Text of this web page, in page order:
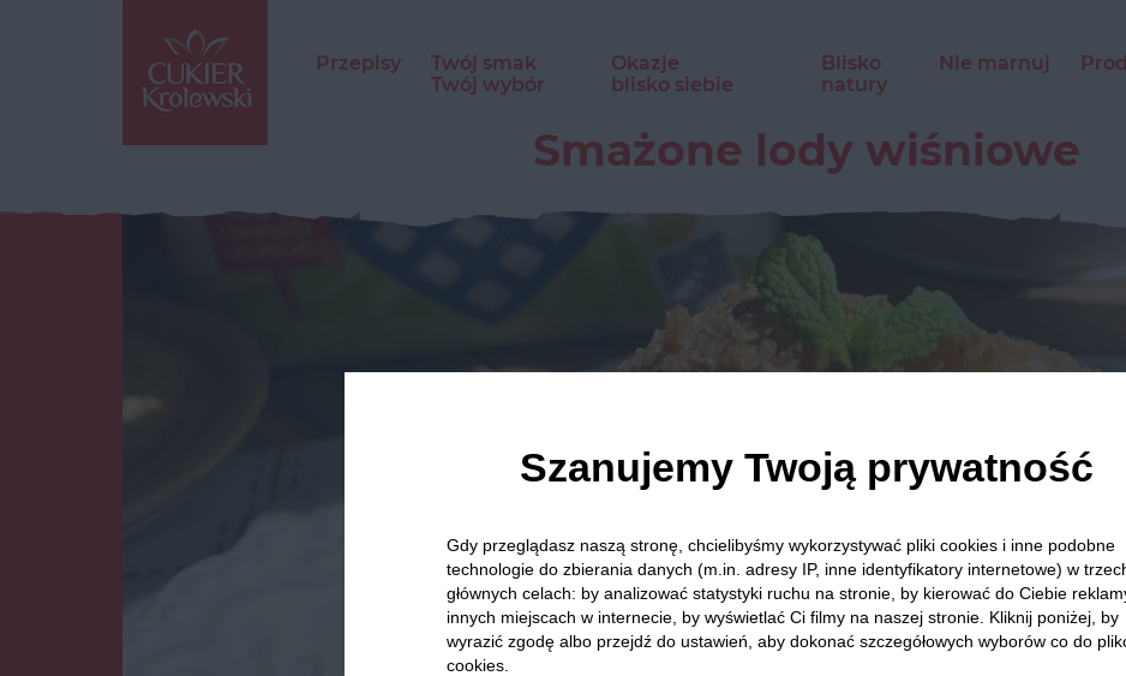
Przepisy
Twój smak
Twój wybór
Okazje
blisko siebie
Blisko
natury
Nie marnuj
Smażone lody wiśniowe
Szanujemy Twoją prywatność
Gdy przeglądasz naszą stronę, chcielibyśmy wykorzystywać pliki cookies i inne podobne
technologie do zbierania danych (m.in. adresy IP, inne identyfikatory internetowe) w
głównych celach: by analizować statystyki ruchu na stronie, by kierować do Ciebie
innych miejscach w internecie, by wyświetlać Ci filmy na naszej stronie. Kliknij poniżej, by
wyrazić zgodę albo przejdź do ustawień, aby dokonać szczegółowych wyborów co do
cookies.